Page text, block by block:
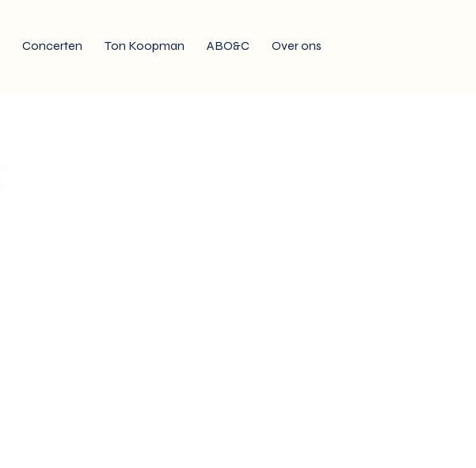
Concerten Ton Koopman ABO&C Over ons